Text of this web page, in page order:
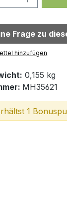
Frage zu
hinzufügen
0,155 kg
MH35621
1